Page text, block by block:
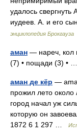
удалось свергнуть
иудеев. А. и его
энциклопедия Брокгауза
аман — нареч, кол
(7) • пощади (3) •
аман де кёр —
прожил лето
город начал уж
которую он
1872 6 1 297 …